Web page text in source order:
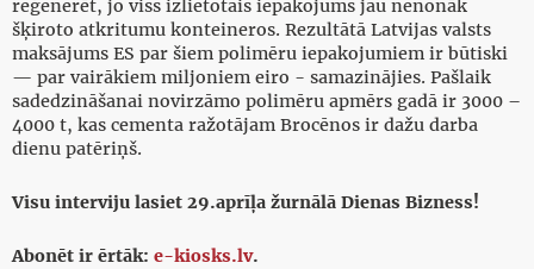
reģenerēt, jo viss izlietotais iepakojums jau nenonāk
šķiroto atkritumu konteineros. Rezultātā Latvijas valsts
maksājums ES par šiem polimēru iepakojumiem ir būtiski
— par vairākiem miljoniem eiro - samazinājies. Pašlaik
sadedzināšanai novirzāmo polimēru apmērs gadā ir 3000 –
4000 t, kas cementa ražotājam Brocēnos ir dažu darba
dienu patēriņš.
Visu interviju lasiet 29.aprīļa žurnālā Dienas Bizness!
Abonēt ir ērtāk: e-kiosks.lv.